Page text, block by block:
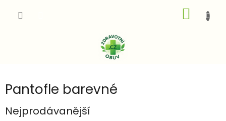
KOŠÍK
Pantofle barevné
Nejprodávanější